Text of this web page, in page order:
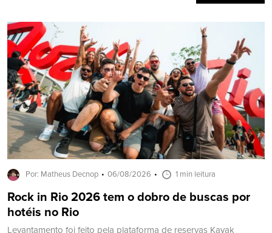
Por: Matheus Decnop 06/08/2026 1 min leitura
Rock in Rio 2026 tem o dobro de buscas por
hotéis no Rio
Levantamento foi feito pela plataforma de reservas Kayak